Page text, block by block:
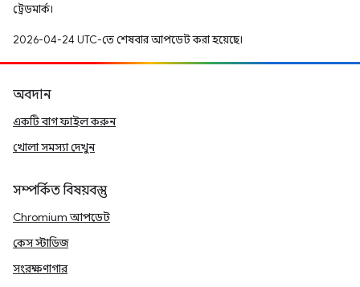
ট্রেডমার্ক।
2026-04-24 UTC-তে শেষবার আপডেট করা হয়েছে।
অবদান
একটি বাগ ফাইল করুন
খোলা সমস্যা দেখুন
সম্পর্কিত বিষয়বস্তু
Chromium আপডেট
কেস স্টাডিজ
সংরক্ষণাগার